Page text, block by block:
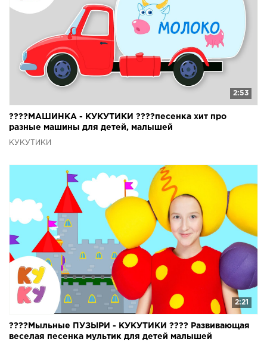
2:53
????МАШИНКА - КУКУТИКИ ????песенка хит про
разные машины для детей, малышей
КУКУТИКИ
2:21
????Мыльные ПУЗЫРИ - КУКУТИКИ ???? Развивающая
веселая песенка мультик для детей малышей